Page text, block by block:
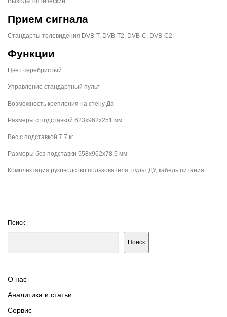
Прием сигнала
Стандарты телевидения DVB-T, DVB-T2, DVB-C, DVB-C2
Функции
Цвет серебристый
Управление стандартный пульт
Возможность крепления на стену Да
Размеры с подставкой 623х962х251 мм
Вес с подставкой 7.7 кг
Размеры без подставки 558х962х78.5 мм
Комплектация руководство пользователя, пульт ДУ, кабель питания
Поиск
Поиск
О нас
Аналитика и статьи
Сервис